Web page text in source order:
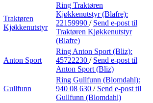
Traktøren
Kjøkkenutstyr
Ring Traktøren
Kjøkkenutstyr (Blafre):
22159990 / Send e-post til
Traktøren Kjøkkenutstyr
(Blafre)
Anton Sport
Ring Anton Sport (Bliz):
45722230 / Send e-post til
Anton Sport (Bliz)
Gullfunn
Ring Gullfunn (Blomdahl):
940 08 630 / Send e-post til
Gullfunn (Blomdahl)